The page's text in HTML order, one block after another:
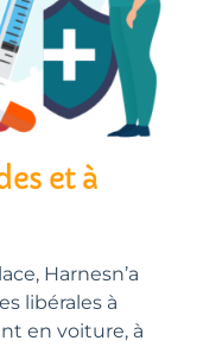
et à
Harnesn’a
libérales à
en voiture, à